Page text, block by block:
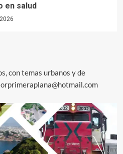
en salud
con temas urbanos y de